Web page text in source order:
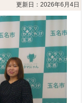
更新日：2026年6月4日